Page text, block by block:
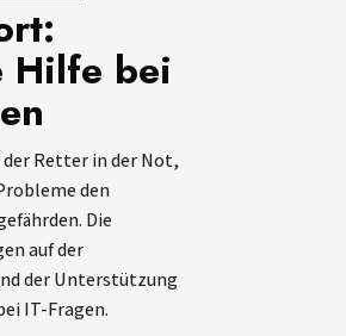
Hilfe bei
Retter in der Not,
den
Die
auf der
der Unterstützung
IT-Fragen.